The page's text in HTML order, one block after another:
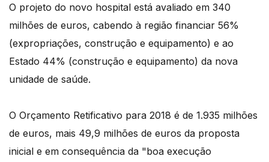
O projeto do novo hospital está avaliado em 340
milhões de euros, cabendo à região financiar 56%
(expropriações, construção e equipamento) e ao
Estado 44% (construção e equipamento) da nova
unidade de saúde.
O Orçamento Retificativo para 2018 é de 1.935 milhões
de euros, mais 49,9 milhões de euros da proposta
inicial e em consequência da "boa execução